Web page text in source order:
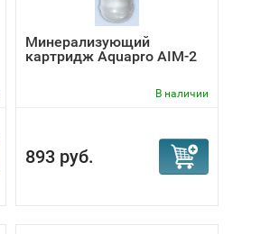
Вам наличие 12 литров
Минерализующий
картридж Aquapro AIM-2
В наличии
893 руб.